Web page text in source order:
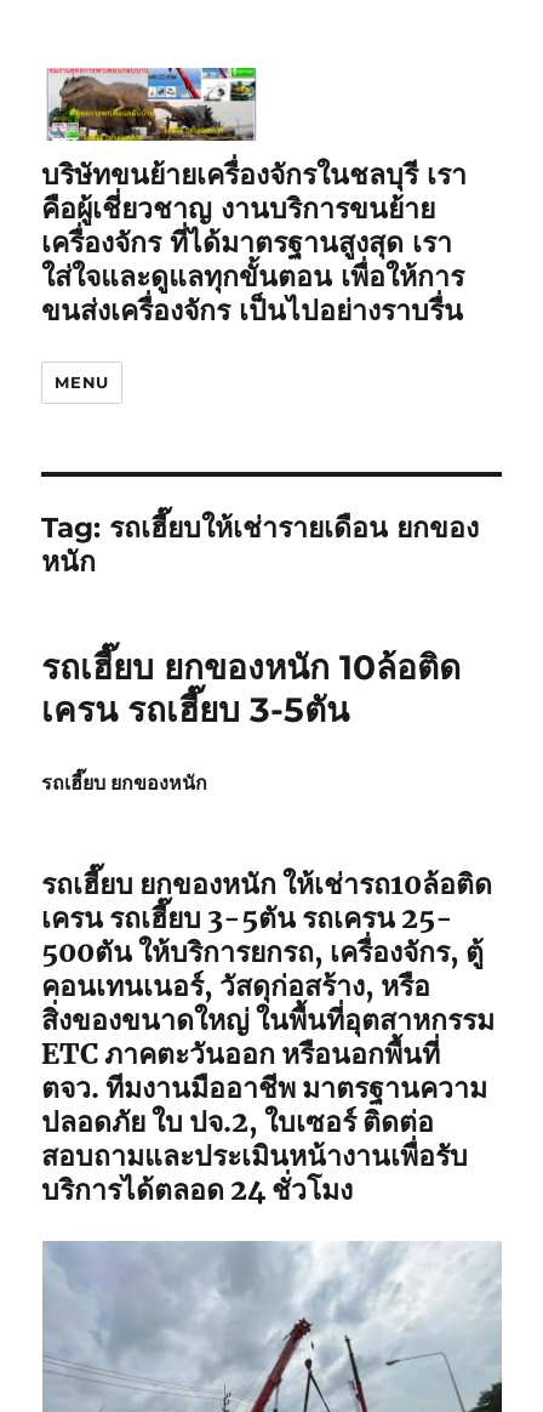
บริษัทขนย้ายเครื่องจักรในชลบุรี เรา
คือผู้เชี่ยวชาญ งานบริการขนย้าย
เครื่องจักร ที่ได้มาตรฐานสูงสุด เรา
ใส่ใจและดูแลทุกขั้นตอน เพื่อให้การ
ขนส่งเครื่องจักร เป็นไปอย่างราบรื่น
MENU
Tag: รถเฮี๊ยบให้เช่ารายเดือน ยกของ
หนัก
รถเฮี๊ยบ ยกของหนัก 10ล้อติด
เครน รถเฮี๊ยบ 3-5ตัน
รถเฮี๊ยบ ยกของหนัก
รถเฮี๊ยบ ยกของหนัก ให้เช่ารถ10ล้อติด
เครน รถเฮี๊ยบ 3-5ตัน รถเครน 25-
500ตัน ให้บริการยกรถ, เครื่องจักร, ตู้
คอนเทนเนอร์, วัสดุก่อสร้าง, หรือ
สิ่งของขนาดใหญ่ ในพื้นที่อุตสาหกรรม
ETC ภาคตะวันออก หรือนอกพื้นที่
ตจว. ทีมงานมืออาชีพ มาตรฐานความ
ปลอดภัย ใบ ปจ.2, ใบเซอร์ ติดต่อ
สอบถามและประเมินหน้างานเพื่อรับ
บริการได้ตลอด 24 ชั่วโมง